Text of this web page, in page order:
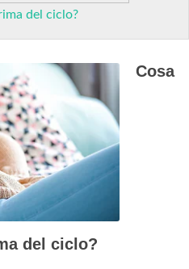
del ciclo?
Cosa
del ciclo?